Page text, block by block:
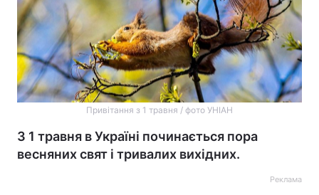
Привітання з 1 травня / фото УНІАН
З 1 травня в Україні починається пора
весняних свят і тривалих вихідних.
Реклама